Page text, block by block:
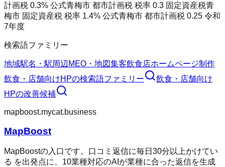
計画税 0.3% 公式青梅市 都市計画税 税率 0.3 固定資産税青
梅市 固定資産税 税率 1.4% 公式青梅市 都市計画税 0.25 令和
7年度
検索語ファミリー
地域駅名・駅周辺 MEO・地図集客飲食店ホームページ制作
飲食・店舗向けHPの検索語ファミリー
飲食・店舗向け
HPの改善候補
mapboost.mycat.business
MapBoost
MapBoostの入口です。口コミ返信に毎日30分以上かけてい
る を出発点に、10業種対応のAIが業種に合った返信を生成